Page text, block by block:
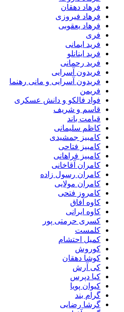
فرهاد دهقان
فرهاد فیروزی
فرهاد یعقوبی
فری
فرید ایمانی
فرید اینانلو
فرید رحمانی
فریدون آسرایی
فریدون آسرایی و مانی رهنما
فریمن
فواد فالکو و دانش عسکری
قاسم و شریف
قیامت باند
کاظم سلیمانی
کامبیز جمشیدی
کامبیز فتاحی
کامبیز فراهانی
کامران آقاخانی
کامران رسول زاده
کامران مولایی
کامروز فتحی
کاوه آفاق
کاوه ایرانی
کسری حرمتی پور
کلمست
کمیل احتشام
کوروش
کوشا دهقان
کی آرش
کیا دپرس
کیوان پویا
گرام بند
گرشا رضایی